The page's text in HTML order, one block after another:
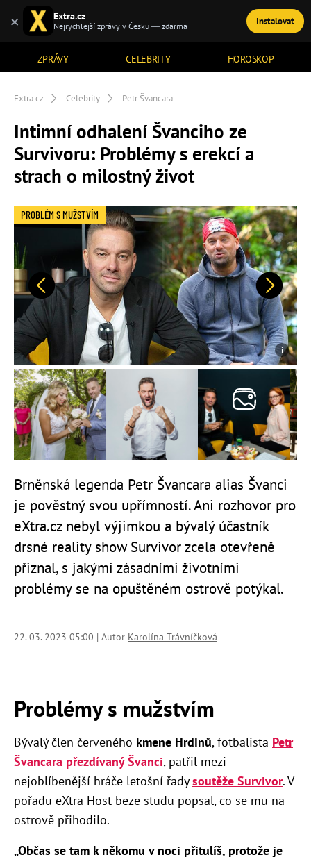
ZPRÁVY CELEBRITY HOROSKOP
TÉMATA
Extra.cz Celebrity Petr Švancara
Intimní odhalení Švanciho ze
Survivoru: Problémy s erekcí a
strach o milostný život
Předchozí Další
PROBLÉM S MUŽSTVÍM
Brněnská legenda Petr Švancara alias Švanci
je pověstný svou upřímností. Ani rozhovor pro
eXtra.cz nebyl výjimkou a bývalý účastník
drsné reality show Survivor zcela otevřeně
přiznal, s jakými zásadními životními
problémy se na opuštěném ostrově potýkal.
22. 03. 2023 05:00 | Autor Karolína Trávníčková
Problémy s mužstvím
Bývalý člen červeného kmene Hrdinů, fotbalista Petr
Švancara přezdívaný Švanci, patřil mezi
nejoblíbenější hráče letošní řadysoutěže Survivor. V
pořadu eXtra Host beze studu popsal, co se mu na
ostrově přihodilo.
„Občas se tam k někomu v noci přitulíš, protože je
× Extra.cz
Nejrychlejší zprávy v Česku — zdarma Instalovat